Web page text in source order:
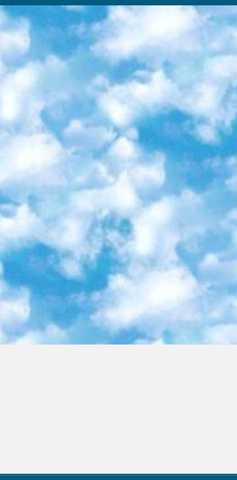
опорно-двигательного аппарата. экзамены в специализированных школах и интернатах для детей должны проводиться исходя из требований, предъявляемых к общеобразовательным учреждениям (физкультура кроме науки). 10. Специализированная школа для глухих и слабослышащих детей. и экзамены в интернатах и быть реализован в виде письменного теста по математике. 11. Специальность для умственно отсталых детей. Для 9 класса Родной язык и литературное письмо Государственный язык (язык обучения – узбекский). для неклассов) написано Математическое письмо Письменная/устная история Узбекистана Физическое воспитание практично Итоговый контроль Для 11 класса Написание родного языка и литературы (эссе) Математическое письмо Узбекский язык (обучение на узбекском языке) не посещающее общее среднее образование для учреждений)/Образовательное учреждение выбор письменный и устный Иностранный язык письменный/устный Письменная/устная история Узбекистана *По выбору студента:  Химия  Физика  Основы государственного права  География 10 бесплатных образовательных ресурсов - Мы составили подборку онлайн-проектов с интерактивными упражнениями, видеолекциями и статьями. Они помогут вам обрести новые и освежить старые знания бесплатно. 1. «ИНТУИТ» Старейшая образовательная площадка Рунета. Здесь вы найдёте сотни текстовых и видеокурсов на десятки различных тем — от программирования до психологии. Многие курсы подготовлены российскими университетами и крупными международными компаниями вроде Intel и Microsoft. Самостоятельное обучение бесплатное, но желающие могут оплатить услуги персональных наставников. 2. «Смартия» знакомит с актуальными профессиями и подсказывает, как им обучаться. Выбрав заинтересовавшую вас специальность — SMM-специалист, фотограф, веб-дизайнер или другую, — увидите список необходимых для неё умений. Чтобы вы могли освоить их самостоятельно, для каждого умения площадка отображает подборку ссылок на учебные материалы. Хотя «Смартия» ориентируется на русскоязычную аудиторию, часть контента всё же доступна только на английском. 3. «Лекторий Физтеха» Проект Московского физико-технического института (Физтеха). С его помощью вы можете смотреть онлайн серии лекций, записанные на видео в этом вузе. В числе доступных предметов — физика, биология, химия, информационные технологии и другие. К некоторым лекциям администрация ресурса прилагает готовые конспекты, которые можно скачивать в PDF-формате. 4. ITMOcourses Онлайн-площадка Санкт-Петербургского национального исследовательского университета информационных технологий, механики